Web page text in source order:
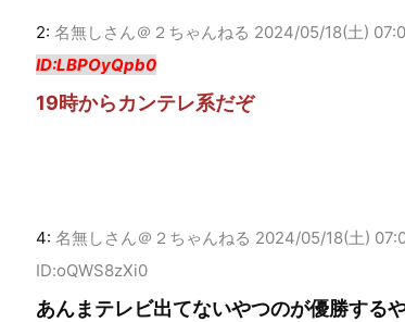
2: 名無しさん＠２ちゃんねる 2024/05/18(土)
ID:LBPOyQpb0
19時からカンテレ系だぞ
4: 名無しさん＠２ちゃんねる 2024/05/18(土)
ID:oQWS8zXi0
あんまテレビ出てないやつのが優勝する